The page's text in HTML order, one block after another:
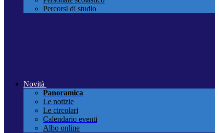
Percorsi di studio
Novità
Panoramica
Le notizie
Le circolari
Calendario eventi
Albo online